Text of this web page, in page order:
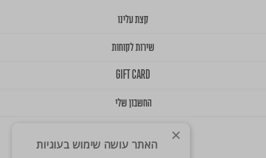
קצת עלינו
שירות לקוחות
GIFT CARD
החשבון שלי
× האתר עושה שימוש בעוגיות